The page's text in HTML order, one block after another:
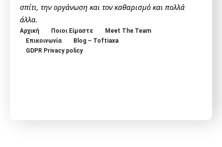
σπίτι, την οργάνωση και τον καθαρισμό και πολλά
άλλα.
Αρχική Ποιοι Είμαστε
Meet The Team
Επικοινωνία
Blog – Toftiaxa
GDPR Privacy policy